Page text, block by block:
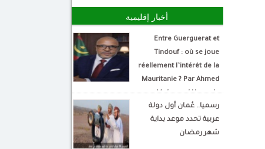
أخبار إقليمية
Entre Guerguerat et
Tindouf : où se joue
réellement l’intérêt de la
Mauritanie ? Par Ahmed
Mohamed Hamada
Écrivain et analyste
politique
رسميا.. عُمان أول دولة
عربية تحدد موعد بداية
شهر رمضان